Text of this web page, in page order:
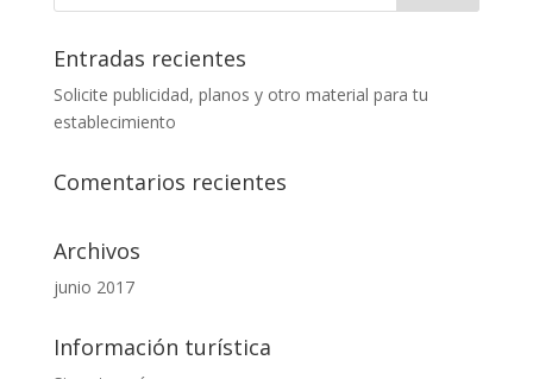
Entradas recientes
Solicite publicidad, planos y otro material para tu
establecimiento
Comentarios recientes
Archivos
junio 2017
Información turística